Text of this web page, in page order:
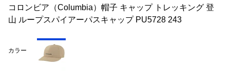
コロンビア（Columbia）帽子 キャップ トレッキング 登
山 ループスパイアーパスキャップ PU5728 243
カラー